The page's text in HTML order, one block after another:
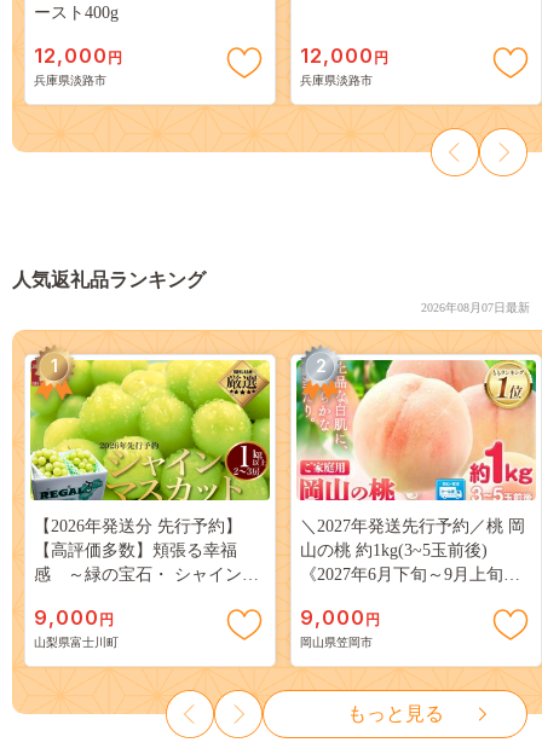
ースト400g
12,000 円
兵庫県淡路市
12,000 円
兵庫県淡路市
人気返礼品ランキング
2026年08月07日最新
1
【2026年発送分 先行予約】
【高評価多数】頬張る幸福
感 ～緑の宝石・ シャインマ
３房） フルーツ 山梨県産 果
物 くだもの シャイン マスカ
ット ぶどう ブドウ 葡萄 大粒
種なし 先行予約 富士川町
10000円 一万円 9000円 九千円
9,000 円
山梨県富士川町
2
＼2027年発送先行予約／桃 岡
山の桃 約1kg(3~5玉前後)
《2027年6月下旬～9月上旬頃
岡山 はくとう スイーツ フル
ーツ 果物 デザート 旬 モモ も
も 先行予約 送料無料 果物 岡
山県 笠岡市 清水白桃 白鳳 白
麗 クール便---
kasaoka_zsy_419_100---
9,000 円
岡山県笠岡市
もっと見る